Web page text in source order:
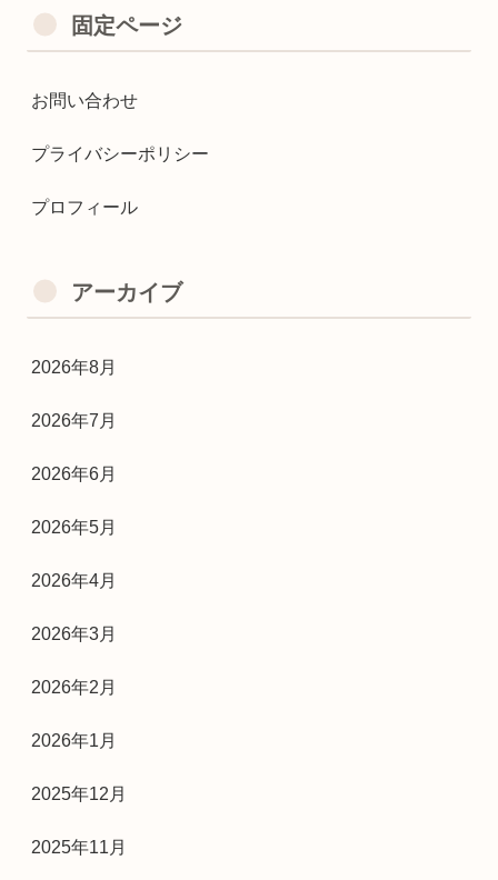
固定ページ
お問い合わせ
プライバシーポリシー
プロフィール
アーカイブ
2026年8月
2026年7月
2026年6月
2026年5月
2026年4月
2026年3月
2026年2月
2026年1月
2025年12月
2025年11月